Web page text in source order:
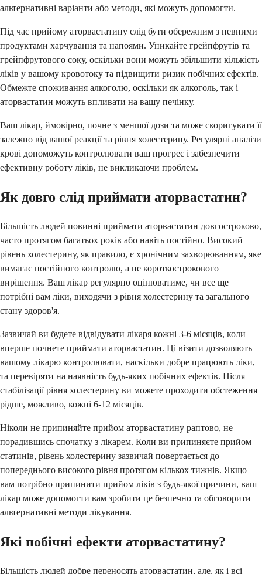
альтернативні варіанти або методи, які можуть допомогти.
Під час прийому аторвастатину слід бути обережним з певними
продуктами харчування та напоями. Уникайте грейпфрутів та
грейпфрутового соку, оскільки вони можуть збільшити кількість
ліків у вашому кровотоку та підвищити ризик побічних ефектів.
Обмежте споживання алкоголю, оскільки як алкоголь, так і
аторвастатин можуть впливати на вашу печінку.
Ваш лікар, ймовірно, почне з меншої дози та може скоригувати її
залежно від вашої реакції та рівня холестерину. Регулярні аналізи
крові допоможуть контролювати ваш прогрес і забезпечити
ефективну роботу ліків, не викликаючи проблем.
Як довго слід приймати аторвастатин?
Більшість людей повинні приймати аторвастатин довгостроково,
часто протягом багатьох років або навіть постійно. Високий
рівень холестерину, як правило, є хронічним захворюванням, яке
вимагає постійного контролю, а не короткострокового
вирішення. Ваш лікар регулярно оцінюватиме, чи все ще
потрібні вам ліки, виходячи з рівня холестерину та загального
стану здоров'я.
Зазвичай ви будете відвідувати лікаря кожні 3-6 місяців, коли
вперше почнете приймати аторвастатин. Ці візити дозволяють
вашому лікарю контролювати, наскільки добре працюють ліки,
та перевіряти на наявність будь-яких побічних ефектів. Після
стабілізації рівня холестерину ви можете проходити обстеження
рідше, можливо, кожні 6-12 місяців.
Ніколи не припиняйте прийом аторвастатину раптово, не
порадившись спочатку з лікарем. Коли ви припиняєте прийом
статинів, рівень холестерину зазвичай повертається до
попереднього високого рівня протягом кількох тижнів. Якщо
вам потрібно припинити прийом ліків з будь-якої причини, ваш
лікар може допомогти вам зробити це безпечно та обговорити
альтернативні методи лікування.
Які побічні ефекти аторвастатину?
Більшість людей добре переносять аторвастатин, але, як і всі